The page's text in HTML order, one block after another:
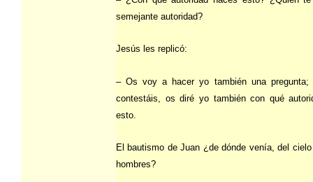
semejante autoridad?
Jesús les replicó:
– Os voy a hacer yo también una
contestáis, os diré yo también con qué
esto.
El bautismo de Juan ¿de dónde venía, del
hombres?